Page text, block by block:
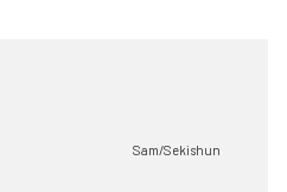
Sam/Sekishun